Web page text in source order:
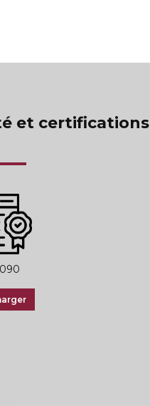
et certifications